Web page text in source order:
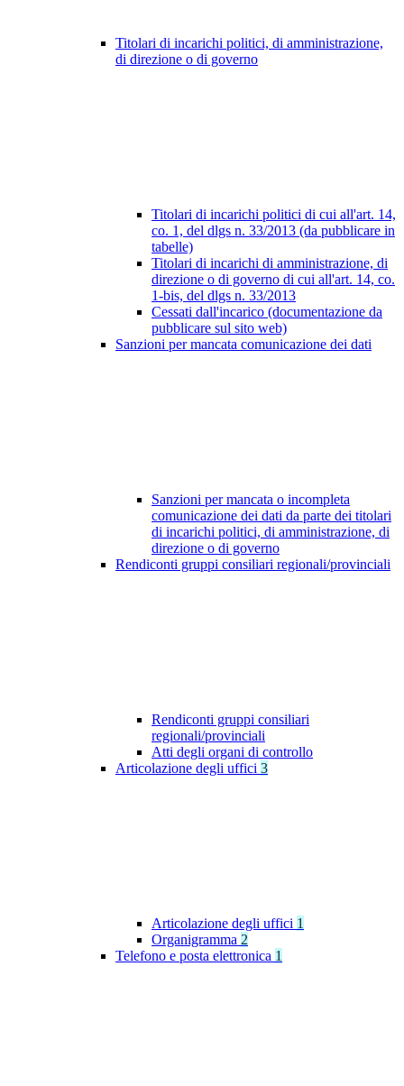
Titolari di incarichi politici, di amministrazione,
di direzione o di governo
Titolari di incarichi politici di cui all'art. 14,
co. 1, del dlgs n. 33/2013 (da pubblicare in
tabelle)
Titolari di incarichi di amministrazione, di
direzione o di governo di cui all'art. 14, co.
1-bis, del dlgs n. 33/2013
Cessati dall'incarico (documentazione da
pubblicare sul sito web)
Sanzioni per mancata comunicazione dei dati
Sanzioni per mancata o incompleta
comunicazione dei dati da parte dei titolari
di incarichi politici, di amministrazione, di
direzione o di governo
Rendiconti gruppi consiliari regionali/provinciali
Rendiconti gruppi consiliari
regionali/provinciali
Atti degli organi di controllo
Articolazione degli uffici 3
Articolazione degli uffici 1
Organigramma 2
Telefono e posta elettronica 1